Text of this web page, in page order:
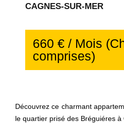
CAGNES-SUR-MER
660 € / Mois
comprises)
Découvrez ce charmant
le quartier prisé des Bréguiéres à